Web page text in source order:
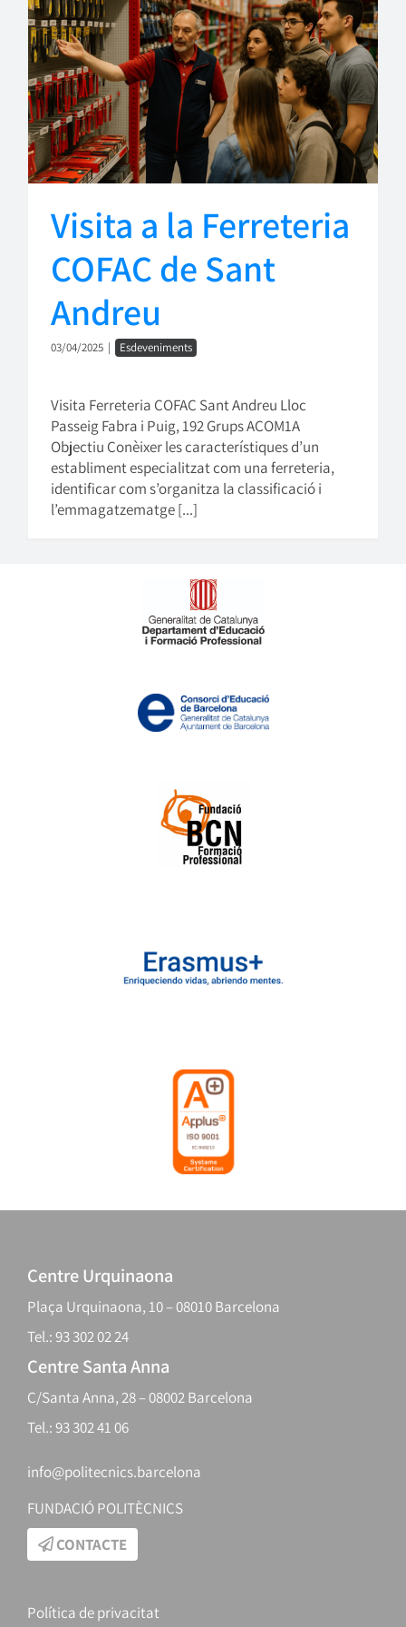
Visita a la Ferreteria
COFAC de Sant
Andreu
03/04/2025 | Esdeveniments
Visita Ferreteria COFAC Sant Andreu Lloc
Passeig Fabra i Puig, 192 Grups ACOM1A
Objectiu Conèixer les característiques d’un
establiment especialitzat com una ferreteria,
identificar com s’organitza la classificació i
l’emmagatzematge [...]
Centre Urquinaona
Plaça Urquinaona, 10 – 08010 Barcelona
Tel.: 93 302 02 24
Centre Santa Anna
C/Santa Anna, 28 – 08002 Barcelona
Tel.: 93 302 41 06
info@politecnics.barcelona
FUNDACIÓ POLITÈCNICS
CONTACTE
Política de privacitat